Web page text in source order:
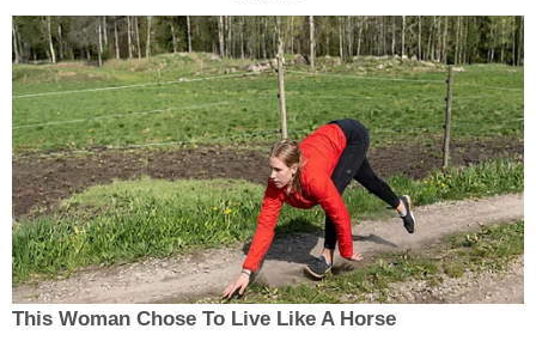
This Woman Chose To Live Like A Horse